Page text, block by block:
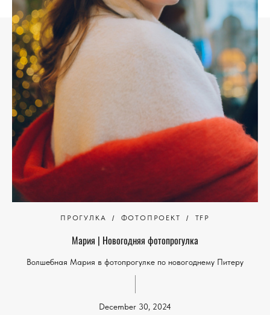
ПРОГУЛКА ФОТОПРОЕКТ TFP
Мария | Новогодняя фотопрогулка
Волшебная Мария в фотопрогулке по новогоднему Питеру
December 30, 2024